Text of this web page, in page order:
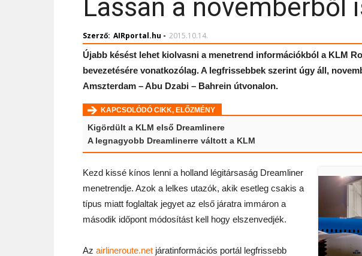
Lassan a novemberből
Szerző: AIRportal.hu - 2015.10.14.
Újabb késést lehet kiolvasni a menetrend információkból a KLM
bevezetésére vonatkozólag. A legfrissebbek szerint úgy áll,
Amszterdam – Abu Dzabi – Bahrein útvonalon.
KAPCSOLÓDÓ CIKK, ELŐZMÉNY
Kigördült a KLM első Dreamlinere
A legnagyobb Dreamlinerre váltott a KLM
Kezd kissé kínos lenni a holland légitársaság Dreamliner
menetrendje. Azok a lelkes utazók, akik esetleg csakis a
típus miatt foglaltak jegyet az első járatra immáron a
második időpont módosítást kell hogy elszenvedjék.
Az airlineroute.net járatinformációs portál legfrissebb